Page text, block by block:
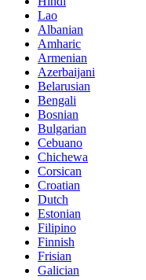
Lao
Albanian
Amharic
Armenian
Azerbaijani
Belarusian
Bengali
Bosnian
Bulgarian
Cebuano
Chichewa
Corsican
Croatian
Dutch
Estonian
Filipino
Finnish
Frisian
Galician